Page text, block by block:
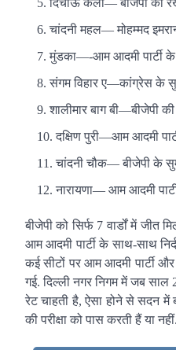
चांदनी महल— मोहम्मद
मुंडका—-आम आदमी पार्टी
संगम विहार ए—कांग्रेस के
शालीमार बाग बी—बीजेपी
दक्षिण पुरी—आम आदमी
चांदनी चौक— बीजेपी के
नारायणा— आम आदमी
बीजेपी को सिर्फ 7 वार्डों में
आम आदमी पार्टी के साथ-साथ
कई सीटों पर आम आदमी पार्टी
गई. दिल्ली नगर निगम में जब
रेट चाहती है, ऐसा होने से सदन में
की परीक्षा को पास करती हैं या नहीं.